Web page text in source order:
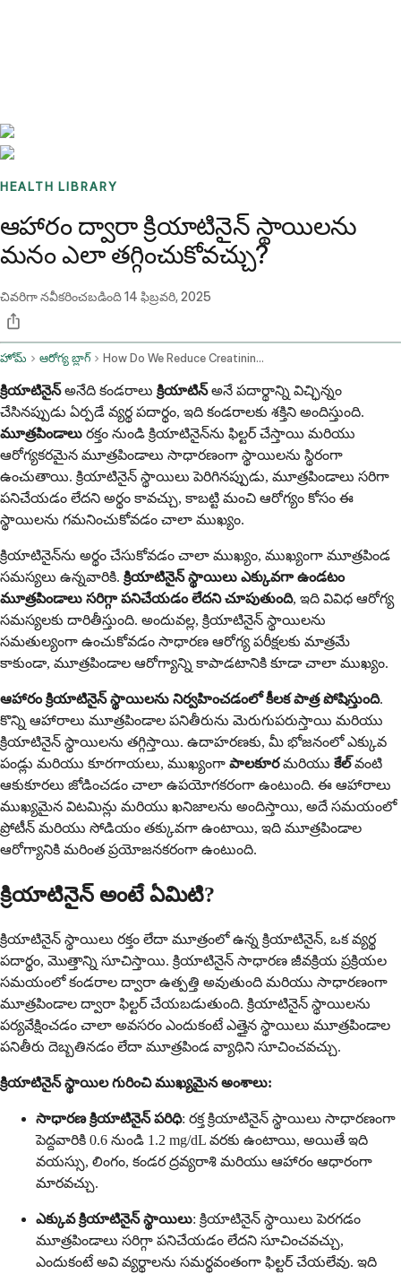
HEALTH LIBRARY
ఆహారం ద్వారా క్రియాటినైన్ స్థాయిలను
మనం ఎలా తగ్గించుకోవచ్చు?
చివరిగా నవీకరించబడింది14 ఫిబ్రవరి, 2025
హోమ్ ఆరోగ్య బ్లాగ్ How Do We Reduce Creatinine Levels By Food
క్రియాటినైన్అనేది కండరాలు క్రియాటిన్అనే పదార్థాన్ని విచ్ఛిన్నం
చేసినప్పుడు ఏర్పడే వ్యర్థ పదార్థం, ఇది కండరాలకు శక్తిని అందిస్తుంది.
మూత్రపిండాలు రక్తం నుండి క్రియాటినైన్‌ను ఫిల్టర్ చేస్తాయి మరియు
ఆరోగ్యకరమైన మూత్రపిండాలు సాధారణంగా స్థాయిలను స్థిరంగా
ఉంచుతాయి. క్రియాటినైన్ స్థాయిలు పెరిగినప్పుడు, మూత్రపిండాలు సరిగా
పనిచేయడం లేదని అర్థం కావచ్చు, కాబట్టి మంచి ఆరోగ్యం కోసం ఈ
స్థాయిలను గమనించుకోవడం చాలా ముఖ్యం.
క్రియాటినైన్‌ను అర్థం చేసుకోవడం చాలా ముఖ్యం, ముఖ్యంగా మూత్రపిండ
సమస్యలు ఉన్నవారికి. క్రియాటినైన్ స్థాయిలు ఎక్కువగా ఉండటం
మూత్రపిండాలు సరిగ్గా పనిచేయడం లేదని చూపుతుంది, ఇది వివిధ ఆరోగ్య
సమస్యలకు దారితీస్తుంది. అందువల్ల, క్రియాటినైన్ స్థాయిలను
సమతుల్యంగా ఉంచుకోవడం సాధారణ ఆరోగ్య పరీక్షలకు మాత్రమే
కాకుండా, మూత్రపిండాల ఆరోగ్యాన్ని కాపాడటానికి కూడా చాలా ముఖ్యం.
ఆహారం క్రియాటినైన్ స్థాయిలను నిర్వహించడంలో కీలక పాత్ర పోషిస్తుంది.
కొన్ని ఆహారాలు మూత్రపిండాల పనితీరును మెరుగుపరుస్తాయి మరియు
క్రియాటినైన్ స్థాయిలను తగ్గిస్తాయి. ఉదాహరణకు, మీ భోజనంలో ఎక్కువ
పండ్లు మరియు కూరగాయలు, ముఖ్యంగా పాలకూరమరియు కేల్వంటి
ఆకుకూరలు జోడించడం చాలా ఉపయోగకరంగా ఉంటుంది. ఈ ఆహారాలు
ముఖ్యమైన విటమిన్లు మరియు ఖనిజాలను అందిస్తాయి, అదే సమయంలో
ప్రోటీన్ మరియు సోడియం తక్కువగా ఉంటాయి, ఇది మూత్రపిండాల
ఆరోగ్యానికి మరింత ప్రయోజనకరంగా ఉంటుంది.
క్రియాటినైన్ అంటే ఏమిటి?
క్రియాటినైన్ స్థాయిలు రక్తం లేదా మూత్రంలో ఉన్న క్రియాటినైన్, ఒక వ్యర్థ
పదార్థం, మొత్తాన్ని సూచిస్తాయి. క్రియాటినైన్ సాధారణ జీవక్రియ ప్రక్రియల
సమయంలో కండరాల ద్వారా ఉత్పత్తి అవుతుంది మరియు సాధారణంగా
మూత్రపిండాల ద్వారా ఫిల్టర్ చేయబడుతుంది. క్రియాటినైన్ స్థాయిలను
పర్యవేక్షించడం చాలా అవసరం ఎందుకంటే ఎత్తైన స్థాయిలు మూత్రపిండాల
పనితీరు దెబ్బతినడం లేదా మూత్రపిండ వ్యాధిని సూచించవచ్చు.
క్రియాటినైన్ స్థాయిల గురించి ముఖ్యమైన అంశాలు:
సాధారణ క్రియాటినైన్ పరిధి: రక్త క్రియాటినైన్ స్థాయిలు సాధారణంగా
పెద్దవారికి 0.6 నుండి 1.2 mg/dL వరకు ఉంటాయి, అయితే ఇది
వయస్సు, లింగం, కండర ద్రవ్యరాశి మరియు ఆహారం ఆధారంగా
మారవచ్చు.
ఎక్కువ క్రియాటినైన్ స్థాయిలు: క్రియాటినైన్ స్థాయిలు పెరగడం
మూత్రపిండాలు సరిగ్గా పనిచేయడం లేదని సూచించవచ్చు,
ఎందుకంటే అవి వ్యర్థాలను సమర్థవంతంగా ఫిల్టర్ చేయలేవు. ఇది